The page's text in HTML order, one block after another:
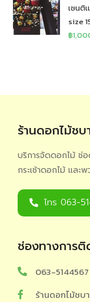
เซนติ
size
฿
ร้านดอกไม้ช
บริการจัดดอกไม้ ช่
กระเช้าดอกไม้ และ
โทร 063-
ช่องทางการ
063-
ร้านดอกไม้ชบ